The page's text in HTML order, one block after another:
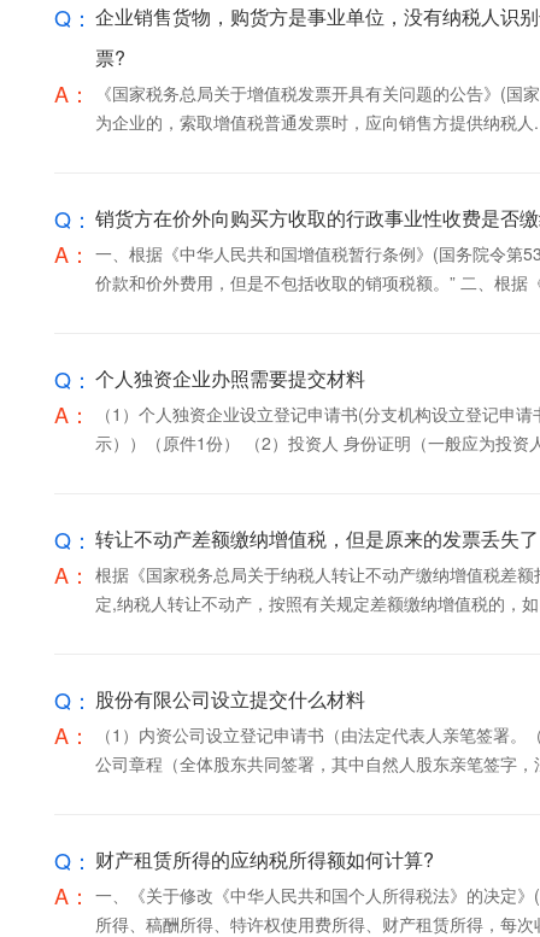
Q： 企业销售货物，购货方是事业单位，没有纳税人识
票?
A：
《国家税务总局关于增值税发票开具有关问题的公告》(
为企业的，索取增值税普通发票时，应向销售方提供纳税人
Q： 销货方在价外向购买方收取的行政事业性收费是否
A： 一、根据《中华人民共和国增值税暂行条例》(国务院令第
价款和价外费用，但是不包括收取的销项
Q： 个人独资企业办照需要提交材料
A：
（1）个人独资企业设立登记申请书(分支机构设立登记申
示））（原件1份） （2）投资人 身份证明（一般应为投资
Q： 转让不动产差额缴纳增值税，但是原来的发票丢失
A： 根据《国家税务总局关于纳税人转让不动产缴纳增值税差
定,纳税人转让不动产，按照有关规定差额缴纳增值税的，
Q： 股份有限公司设立提交什么材料
A：
（1）内资公司设立登记申请书（由法定代表人亲笔签署
公司章程（全体股东共同签署，其中自然人股东亲笔签字
Q： 财产租赁所得的应纳税所得额如何计算?
A： 一、《关于修改《中华人民共和国个人所得税法》的决定
所得、稿酬所得、特许权使用费所得、财产租赁所得，每